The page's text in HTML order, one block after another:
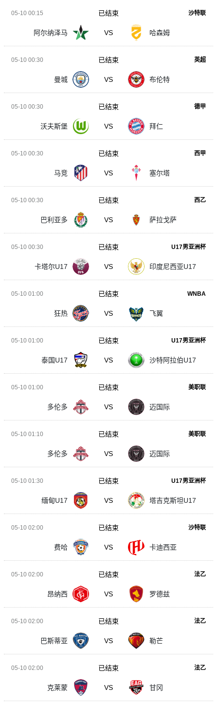
05-10 00:15 沙特联
阿尔纳泽马 VS 哈森姆
已结束
05-10 00:30 英超
曼城 VS 布伦特
已结束
05-10 00:30 德甲
沃夫斯堡 VS 拜仁
已结束
05-10 00:30 西甲
马竞 VS 塞尔塔
已结束
05-10 00:30 西乙
巴利亚多 VS 萨拉戈萨
已结束
05-10 00:30 U17男亚洲杯
卡塔尔U17 VS 印度尼西亚U17
已结束
05-10 01:00 WNBA
狂热 VS 飞翼
已结束
05-10 01:00 U17男亚洲杯
泰国U17 VS 沙特阿拉伯U17
已结束
05-10 01:00 美职联
多伦多 VS 迈国际
已结束
05-10 01:10 美职联
多伦多 VS 迈国际
已结束
05-10 01:30 U17男亚洲杯
缅甸U17 VS 塔吉克斯坦U17
已结束
05-10 02:00 沙特联
费哈 VS 卡迪西亚
已结束
05-10 02:00 法乙
昂纳西 VS 罗德兹
已结束
05-10 02:00 法乙
巴斯蒂亚 VS 勒芒
已结束
05-10 02:00 法乙
克莱蒙 VS 甘冈
已结束